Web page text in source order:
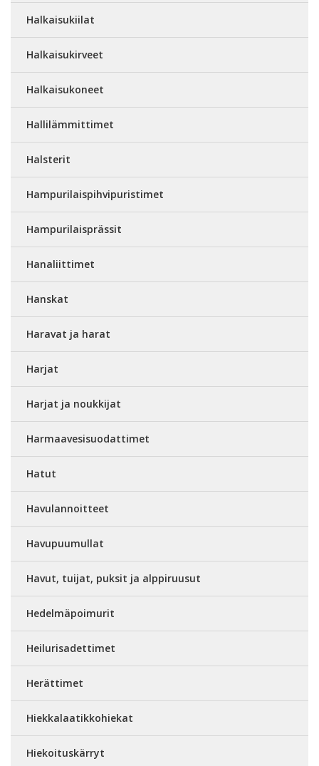
Halkaisukiilat
Halkaisukirveet
Halkaisukoneet
Hallilämmittimet
Halsterit
Hampurilaispihvipuristimet
Hampurilaisprässit
Hanaliittimet
Hanskat
Haravat ja harat
Harjat
Harjat ja noukkijat
Harmaavesisuodattimet
Hatut
Havulannoitteet
Havupuumullat
Havut, tuijat, puksit ja alppiruusut
Hedelmäpoimurit
Heilurisadettimet
Herättimet
Hiekkalaatikkohiekat
Hiekoituskärryt